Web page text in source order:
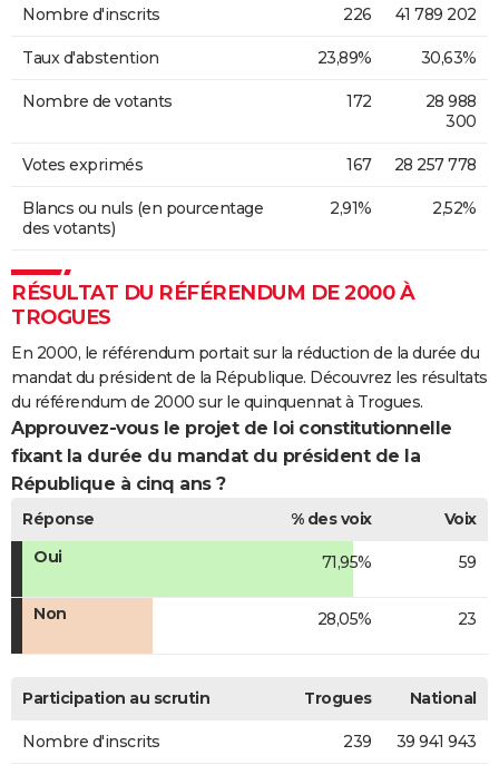
Nombre d'inscrits 226 41 789 202
Taux d'abstention 23,89% 30,63%
Nombre de votants 172
28 988
300
Votes exprimés 167 28 257 778
Blancs ou nuls (en pourcentage
des votants)
2,91% 2,52%
RÉSULTAT DU RÉFÉRENDUM DE 2000 À
TROGUES
En 2000, le référendum portait sur la réduction de la durée du
mandat du président de la République. Découvrez les résultats
du référendum de 2000 sur le quinquennat à Trogues.
Approuvez-vous le projet de loi constitutionnelle
fixant la durée du mandat du président de la
République à cinq ans ?
Réponse % des voix
Voix
Oui
71,95% 59
Non 28,05% 23
Participation au scrutin Trogues National
Nombre d'inscrits 239 39 941 943